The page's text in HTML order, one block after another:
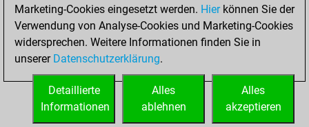
Türme auf der siebten
0
STARTSEITE
Marketing-Cookies eingesetzt werden. Hierkönnen Sie der
Verwendung von Analyse-Cookies und Marketing-Cookies
widersprechen. Weitere Informationen finden Sie in
unserer Datenschutzerklärung.
Alles
akzeptieren
Alles
ablehnen
Detaillierte
Informationen